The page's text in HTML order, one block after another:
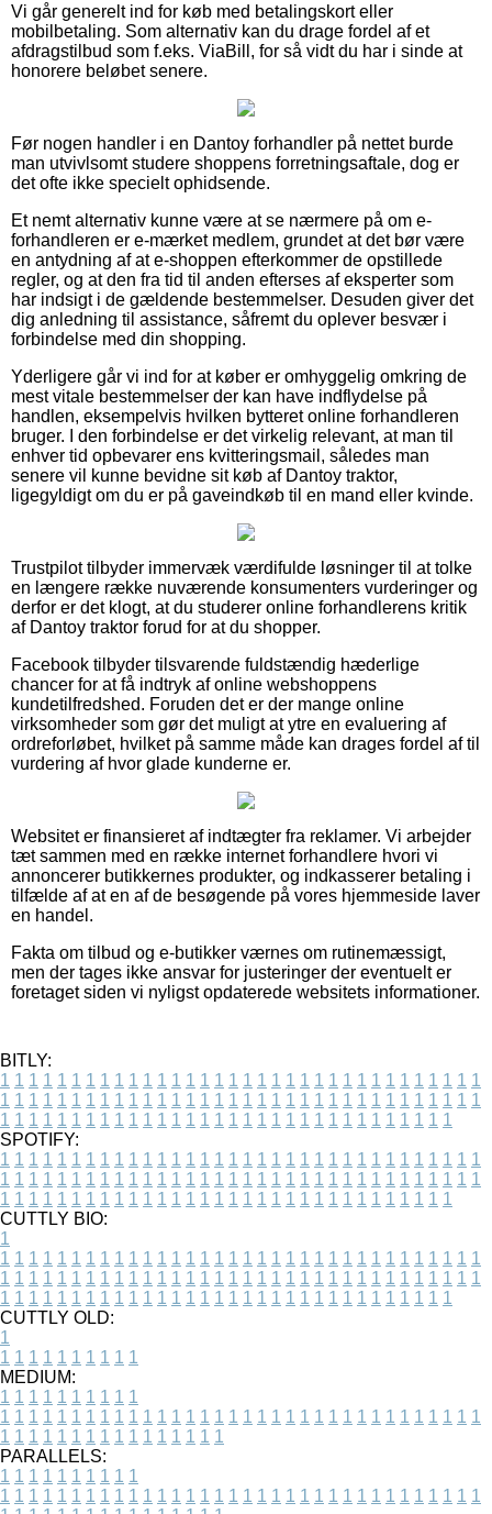
Vi går generelt ind for køb med betalingskort eller
mobilbetaling. Som alternativ kan du drage fordel af et
afdragstilbud som f.eks. ViaBill, for så vidt du har i sinde at
honorere beløbet senere.
Før nogen handler i en Dantoy forhandler på nettet burde
man utvivlsomt studere shoppens forretningsaftale, dog er
det ofte ikke specielt ophidsende.
Et nemt alternativ kunne være at se nærmere på om e-
forhandleren er e-mærket medlem, grundet at det bør være
en antydning af at e-shoppen efterkommer de opstillede
regler, og at den fra tid til anden efterses af eksperter som
har indsigt i de gældende bestemmelser. Desuden giver det
dig anledning til assistance, såfremt du oplever besvær i
forbindelse med din shopping.
Yderligere går vi ind for at køber er omhyggelig omkring de
mest vitale bestemmelser der kan have indflydelse på
handlen, eksempelvis hvilken bytteret online forhandleren
bruger. I den forbindelse er det virkelig relevant, at man til
enhver tid opbevarer ens kvitteringsmail, således man
senere vil kunne bevidne sit køb af Dantoy traktor,
ligegyldigt om du er på gaveindkøb til en mand eller kvinde.
Trustpilot tilbyder immervæk værdifulde løsninger til at tolke
en længere række nuværende konsumenters vurderinger og
derfor er det klogt, at du studerer online forhandlerens kritik
af Dantoy traktor forud for at du shopper.
Facebook tilbyder tilsvarende fuldstændig hæderlige
chancer for at få indtryk af online webshoppens
kundetilfredshed. Foruden det er der mange online
virksomheder som gør det muligt at ytre en evaluering af
ordreforløbet, hvilket på samme måde kan drages fordel af til
vurdering af hvor glade kunderne er.
Websitet er finansieret af indtægter fra reklamer. Vi arbejder
tæt sammen med en række internet forhandlere hvori vi
annoncerer butikkernes produkter, og indkasserer betaling i
tilfælde af at en af de besøgende på vores hjemmeside laver
en handel.
Fakta om tilbud og e-butikker værnes om rutinemæssigt,
men der tages ikke ansvar for justeringer der eventuelt er
foretaget siden vi nyligst opdaterede websitets informationer.
BITLY:
1 1 1 1 1 1 1 1 1 1 1 1 1 1 1 1 1 1 1 1 1 1 1 1 1 1 1 1 1 1 1 1 1 1
1 1 1 1 1 1 1 1 1 1 1 1 1 1 1 1 1 1 1 1 1 1 1 1 1 1 1 1 1 1 1 1 1 1
1 1 1 1 1 1 1 1 1 1 1 1 1 1 1 1 1 1 1 1 1 1 1 1 1 1 1 1 1 1 1 1
SPOTIFY:
1 1 1 1 1 1 1 1 1 1 1 1 1 1 1 1 1 1 1 1 1 1 1 1 1 1 1 1 1 1 1 1 1 1
1 1 1 1 1 1 1 1 1 1 1 1 1 1 1 1 1 1 1 1 1 1 1 1 1 1 1 1 1 1 1 1 1 1
1 1 1 1 1 1 1 1 1 1 1 1 1 1 1 1 1 1 1 1 1 1 1 1 1 1 1 1 1 1 1 1
CUTTLY BIO:
1
1 1 1 1 1 1 1 1 1 1 1 1 1 1 1 1 1 1 1 1 1 1 1 1 1 1 1 1 1 1 1 1 1 1
1 1 1 1 1 1 1 1 1 1 1 1 1 1 1 1 1 1 1 1 1 1 1 1 1 1 1 1 1 1 1 1 1 1
1 1 1 1 1 1 1 1 1 1 1 1 1 1 1 1 1 1 1 1 1 1 1 1 1 1 1 1 1 1 1 1
CUTTLY OLD:
1
1 1 1 1 1 1 1 1 1 1
MEDIUM:
1 1 1 1 1 1 1 1 1 1
1 1 1 1 1 1 1 1 1 1 1 1 1 1 1 1 1 1 1 1 1 1 1 1 1 1 1 1 1 1 1 1 1 1
1 1 1 1 1 1 1 1 1 1 1 1 1 1 1 1
PARALLELS:
1 1 1 1 1 1 1 1 1 1
1 1 1 1 1 1 1 1 1 1 1 1 1 1 1 1 1 1 1 1 1 1 1 1 1 1 1 1 1 1 1 1 1 1